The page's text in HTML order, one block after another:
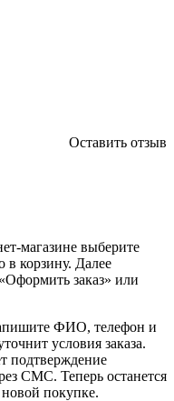
Оставить отзыв
магазине выберите
в корзину. Далее
заказ» или
ФИО, телефон и
условия заказа.
подтверждение
СМС. Теперь останется
новой покупке.